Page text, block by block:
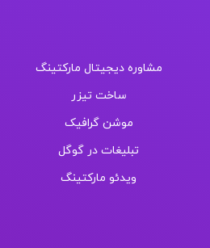
مشاوره دیجیتال مارکتینگ
ساخت تیزر
موشن گرافیک
تبلیغات در گوگل
ویدئو مارکتینگ